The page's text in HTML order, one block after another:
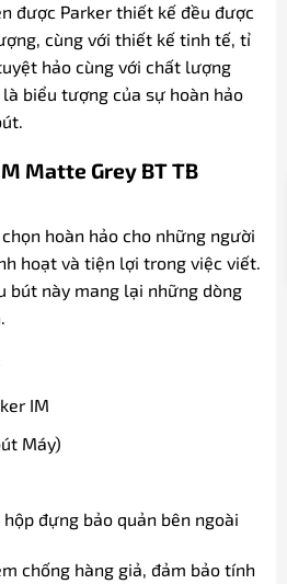
được Parker thiết kế đều được
cùng với thiết kế tinh tế, tỉ
hảo cùng với chất lượng
biểu tượng của sự hoàn hảo
Matte Grey BT TB
hoàn hảo cho những người
hoạt và tiện lợi trong việc viết.
bút này mang lại những dòng
IM
Máy)
đựng bảo quản bên ngoài
chống hàng giả, đảm bảo tính